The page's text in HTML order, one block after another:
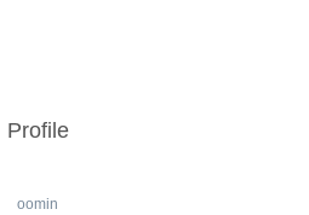
Profile
oomin